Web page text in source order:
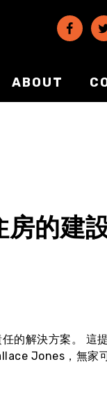
ABOUT
房的建
的解決方案。 這
Jones，無家